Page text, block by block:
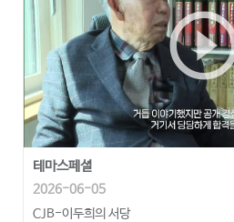
테마스페셜
2026-06-05
CJB-이두희의 서당